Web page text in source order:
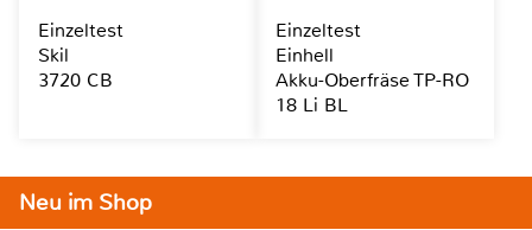
Neu im Shop
Einzeltest
Skil
3720 CB
Einzeltest
Einhell
Akku-Oberfräse TP-RO
18 Li BL